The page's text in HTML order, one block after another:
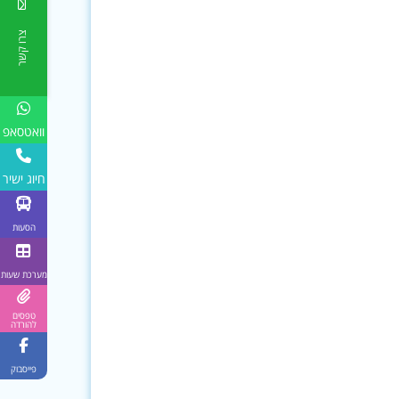
צרו קשר
וואטסאפ
חיוג ישיר
הסעות
מערכת שעות
טפסים
להורדה
פייסבוק